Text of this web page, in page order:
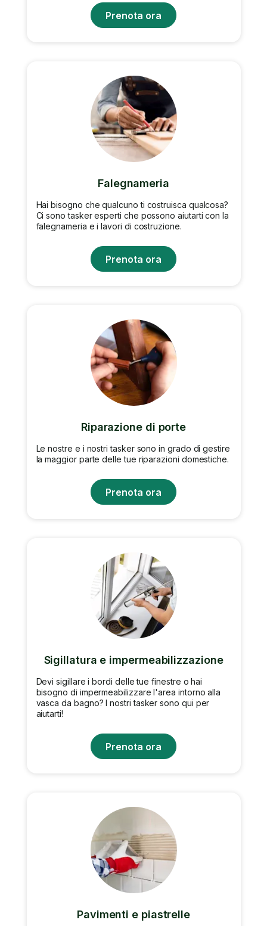
Prenota ora
Falegnameria
Hai bisogno che qualcuno ti costruisca qualcosa?
Ci sono tasker esperti che possono aiutarti con la
falegnameria e i lavori di costruzione.
Prenota ora
Riparazione di porte
Le nostre e i nostri tasker sono in grado di gestire
la maggior parte delle tue riparazioni domestiche.
Prenota ora
Sigillatura e impermeabilizzazione
Devi sigillare i bordi delle tue finestre o hai
bisogno di impermeabilizzare l'area intorno alla
vasca da bagno? I nostri tasker sono qui per
aiutarti!
Prenota ora
Pavimenti e piastrelle